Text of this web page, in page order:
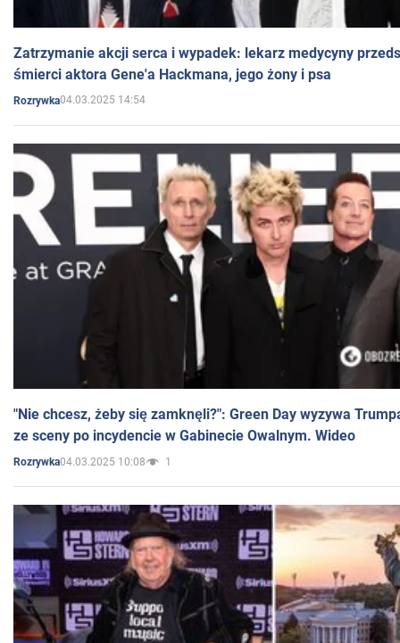
Zatrzymanie akcji serca i wypadek: lekarz medycyny
śmierci aktora Gene'a Hackmana, jego żony i psa
Rozrywka04.03.2025 14:54
"Nie chcesz, żeby się zamknęli?": Green Day wyzywa
ze sceny po incydencie w Gabinecie Owalnym. Wideo
Rozrywka04.03.2025 10:08 1